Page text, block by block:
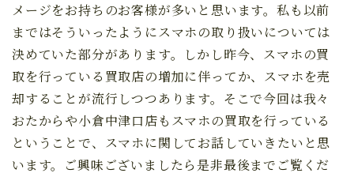
メージをお持ちのお客様が多いと思います。私も以前
まではそういったようにスマホの取り扱いについては
決めていた部分があります。しかし昨今、スマホの買
取を行っている買取店の増加に伴ってか、スマホを売
却することが流行しつつあります。そこで今回は我々
おたからや小倉中津口店もスマホの買取を行っている
ということで、スマホに関してお話していきたいと思
います。ご興味ございましたら是非最後までご覧くだ